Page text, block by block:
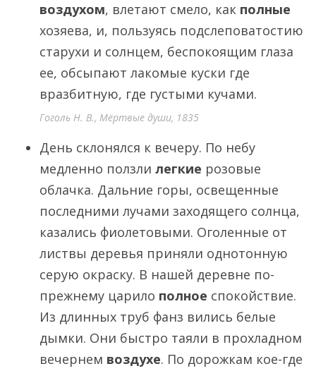
воздухом, влетают смело, как полные
хозяева, и, пользуясь подслеповатостию
старухи и солнцем, беспокоящим глаза
ее, обсыпают лакомые куски где
вразбитную, где густыми кучами.
Гоголь Н. В., Мёртвые души, 1835
День склонялся к вечеру. По небу
медленно ползли легкие розовые
облачка. Дальние горы, освещенные
последними лучами заходящего солнца,
казались фиолетовыми. Оголенные от
листвы деревья приняли однотонную
серую окраску. В нашей деревне по-
прежнему царило полное спокойствие.
Из длинных труб фанз вились белые
дымки. Они быстро таяли в прохладном
вечернем воздухе. По дорожкам кое-где